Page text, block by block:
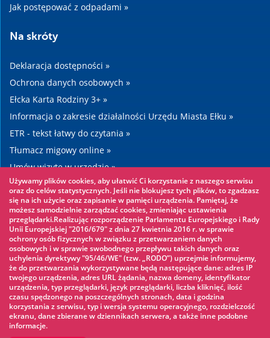
Jak postępować z odpadami »
Na skróty
Deklaracja dostępności »
Ochrona danych osobowych »
Ełcka Karta Rodziny 3+ »
Informacja o zakresie działalności Urzędu Miasta Ełku »
ETR - tekst łatwy do czytania »
Tłumacz migowy online »
Umów wizytę w urzędzie »
Drogi »
Warto zobaczyć
Park linowy »
Park Wodny »
Lodowisko »
KINOECK »
Muzeum »
Używamy plików cookies, aby ułatwić Ci korzystanie z naszego serwisu
oraz do celów statystycznych. Jeśli nie blokujesz tych plików, to zgadzasz
się na ich użycie oraz zapisanie w pamięci urządzenia. Pamiętaj, że
możesz samodzielnie zarządzać cookies, zmieniając ustawienia
przeglądarki.Realizując rozporządzenie Parlamentu Europejskiego i Rady
Unii Europejskiej "2016/679" z dnia 27 kwietnia 2016 r. w sprawie
ochrony osób fizycznych w związku z przetwarzaniem danych
osobowych i w sprawie swobodnego przepływu takich danych oraz
uchylenia dyrektywy "95/46/WE" (tzw. „RODO”) uprzejmie informujemy,
że do przetwarzania wykorzystywane będą następujące dane: adres IP
twojego urządzenia, adres URL żądania, nazwa domeny, identyfikator
urządzenia, typ przeglądarki, język przeglądarki, liczba kliknięć, ilość
czasu spędzonego na poszczególnych stronach, data i godzina
korzystania z serwisu, typ i wersja systemu operacyjnego, rozdzielczość
ekranu, dane zbierane w dziennikach serwera, a także inne podobne
informacje.